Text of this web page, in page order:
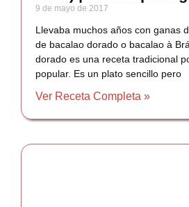
9 de mayo de 2017
Llevaba muchos años con ganas
de bacalao dorado o bacalao à
dorado es una receta tradicional
popular. Es un plato sencillo pero
Ver Receta Completa »